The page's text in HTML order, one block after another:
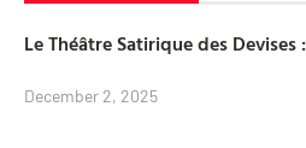
Le Théâtre Satirique des Devises
December 2, 2025